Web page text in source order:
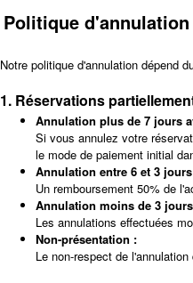
Politique d'annulation
Notre politique d'annulation dépend
1. Réservations
Annulation plus de 7 jours
Si vous annulez votre
le mode de paiement initial
Annulation entre 6 et 3
Un remboursement 50% de
Annulation moins de 3
Les annulations effectuées
Non-présentation :
Le non-respect de